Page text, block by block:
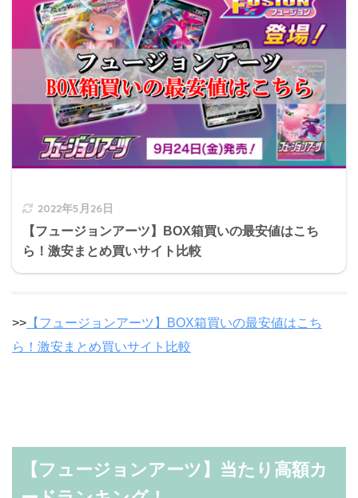
2022年5月26日
【フュージョンアーツ】BOX箱買いの最安値はこち
ら！激安まとめ買いサイト比較
>> 【フュージョンアーツ】BOX箱買いの最安値はこち
ら！激安まとめ買いサイト比較
【フュージョンアーツ】当たり高額カ